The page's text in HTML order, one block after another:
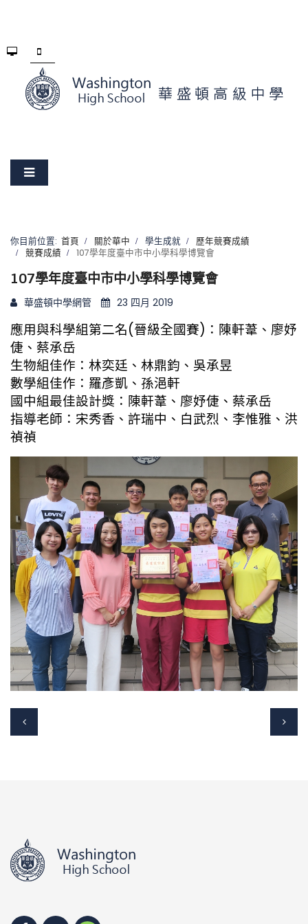
你目前位置: 首頁 關於華中 學生成就
歷年競賽成績
競賽成績
107學年度臺中市中小學科學博覽會
107學年度臺中市中小學科學博覽會
華盛頓中學網管 23 四月 2019
應用與科學組第二名(晉級全國賽)：陳軒葦、廖妤
倢、蔡承岳
生物組佳作：林奕廷、林鼎鈞、吳承昱
數學組佳作：羅彥凱、孫浥軒
國中組最佳設計獎：陳軒葦、廖妤倢、蔡承岳
指導老師：宋秀香、許瑞中、白武烈、李惟雅、洪
禎禎